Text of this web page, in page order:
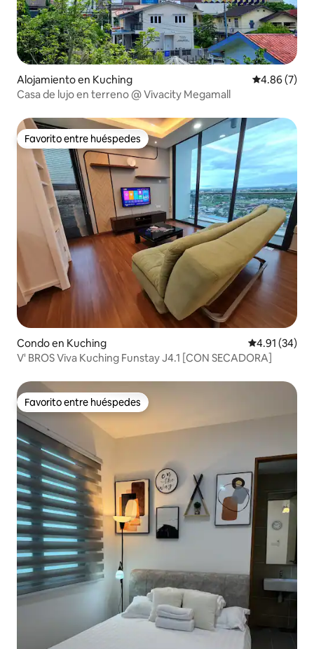
Alojamiento en Kuching Calificación
4.86 (7)
Casa de lujo en terreno @ Vivacity Megamall
Favorito entre huéspedes
Favorito entre huéspedes
Condo en Kuching Calificación
4.91 (34)
V' BROS Viva Kuching Funstay J4.1 [CON SECADORA]
Favorito entre huéspedes
Favorito entre huéspedes